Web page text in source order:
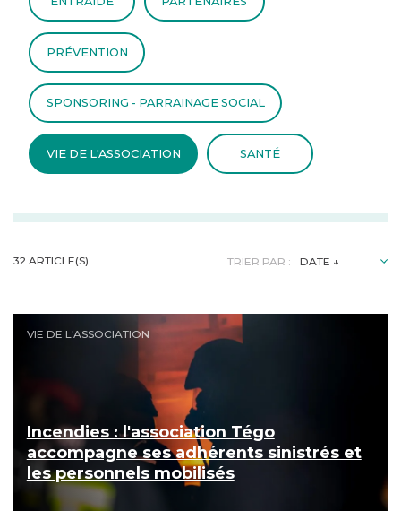
PRÉVENTION
SPONSORING - PARRAINAGE SOCIAL
VIE DE L'ASSOCIATION SANTÉ
32 ARTICLE(S) TRIER PAR :
Incendies : l'association Tégo accompagne ses
VIE DE L'ASSOCIATION
Incendies : l'association Tégo
accompagne ses adhérents sinistrés et
les personnels mobilisés